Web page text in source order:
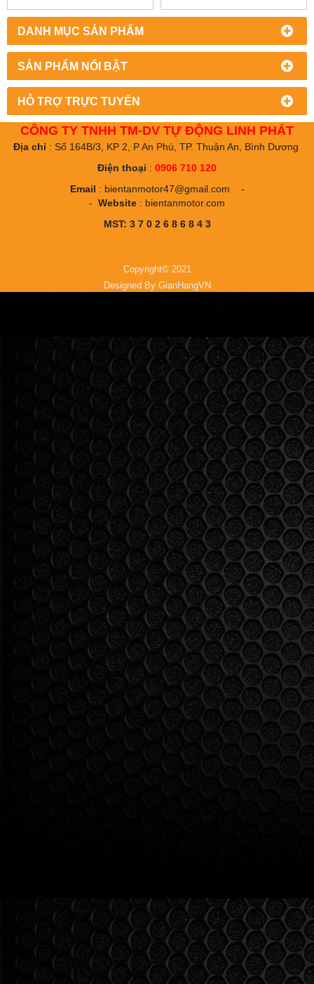
DANH MỤC SẢN PHẨM
SẢN PHẨM NỔI BẬT
HỖ TRỢ TRỰC TUYẾN
CÔNG TY TNHH TM-DV TỰ ĐỘNG LINH PHÁT
Địa chỉ: Số 164B/3, KP 2, P An Phú, TP. Thuận An, Bình Dương
Điện thoại : 0906 710 120
Email : bientanmotor47@gmail.com -
- Website : bientanmotor.com
MST: 3 7 0 2 6 8 6 8 4 3
Copyright© 2021
Designed By GianHangVN